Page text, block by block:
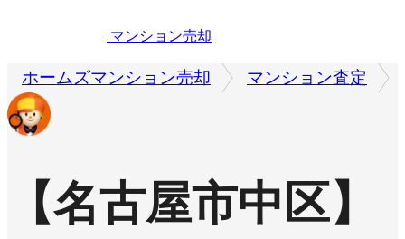
マンション売却
ホームズマンション売却 マンション査定
【名古屋市中区】